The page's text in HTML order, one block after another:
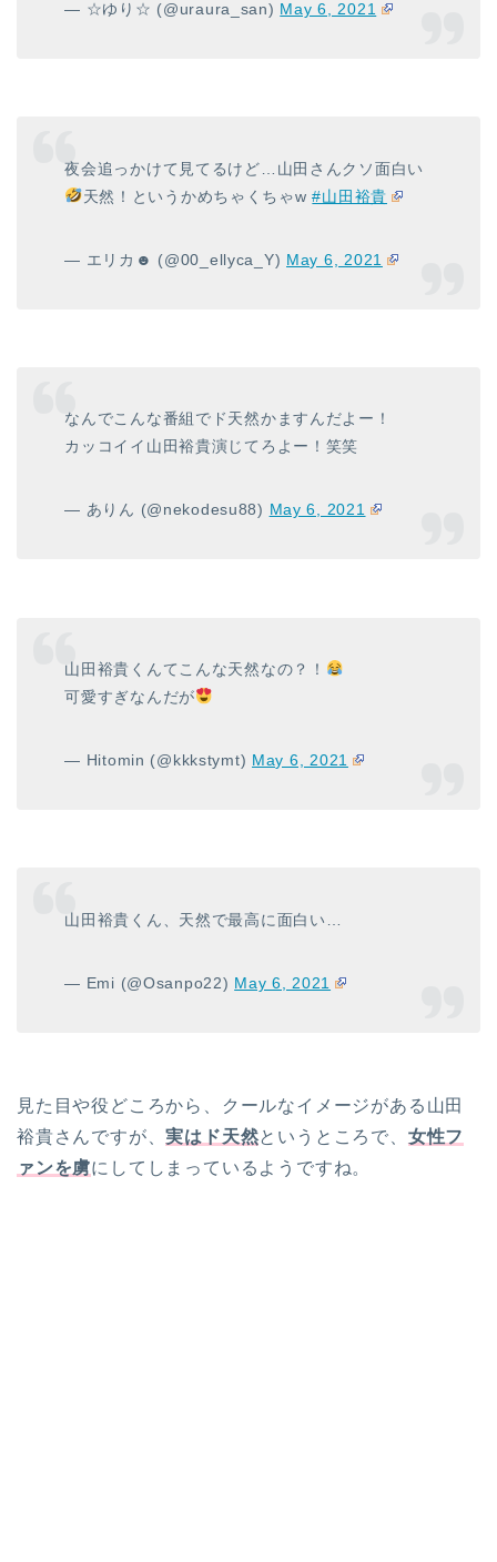
— ☆ゆり☆ (@uraura_san) May 6, 2021
夜会追っかけて見てるけど…山田さんクソ面白い
天然！というかめちゃくちゃw#山田裕貴
— エリカ☻ (@00_ellyca_Y) May 6, 2021
なんでこんな番組でド天然かますんだよー！
カッコイイ山田裕貴演じてろよー！笑笑
— ありん (@nekodesu88) May 6, 2021
山田裕貴くんてこんな天然なの？！
可愛すぎなんだが
— Hitomin (@kkkstymt) May 6, 2021
山田裕貴くん、天然で最高に面白い…
— Emi (@Osanpo22) May 6, 2021
見た目や役どころから、クールなイメージがある山田
裕貴さんですが、実はド天然というところで、 女性フ
ァンを虜にしてしまっているようですね。